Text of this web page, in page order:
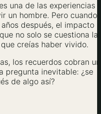
una de las experiencias
un hombre. Pero cuando
después, el impacto
no solo se cuestiona la
creías haber vivido.
los recuerdos cobran un
pregunta inevitable: ¿se
de algo así?